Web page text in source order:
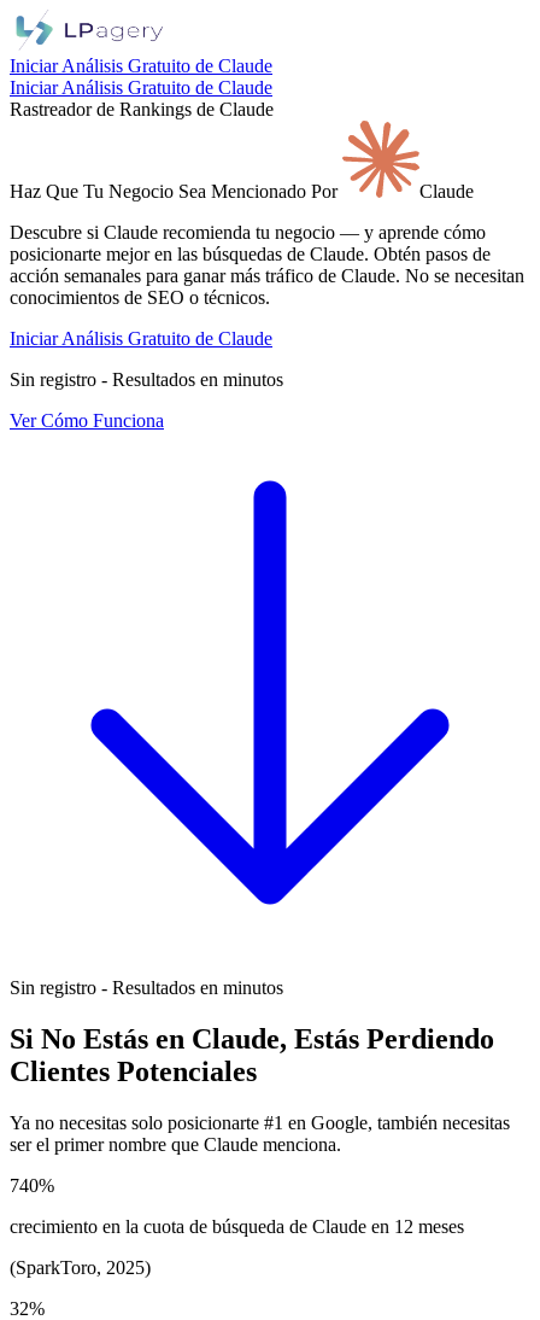
Iniciar Análisis Gratuito de Claude
Iniciar Análisis Gratuito de Claude
Rastreador de Rankings de Claude
Haz Que Tu Negocio Sea Mencionado Por
Claude
Descubre si Claude recomienda tu negocio — y aprende cómo
posicionarte mejor en las búsquedas de Claude. Obtén pasos de
acción semanales para ganar más tráfico de Claude. No se necesitan
conocimientos de SEO o técnicos.
Iniciar Análisis Gratuito de Claude
Sin registro - Resultados en minutos
Ver Cómo Funciona
Sin registro - Resultados en minutos
Si No Estás en Claude, Estás Perdiendo
Clientes Potenciales
Ya no necesitas solo posicionarte #1 en Google, también necesitas
ser el primer nombre que Claude menciona.
740%
crecimiento en la cuota de búsqueda de Claude en 12 meses
(SparkToro, 2025)
32%